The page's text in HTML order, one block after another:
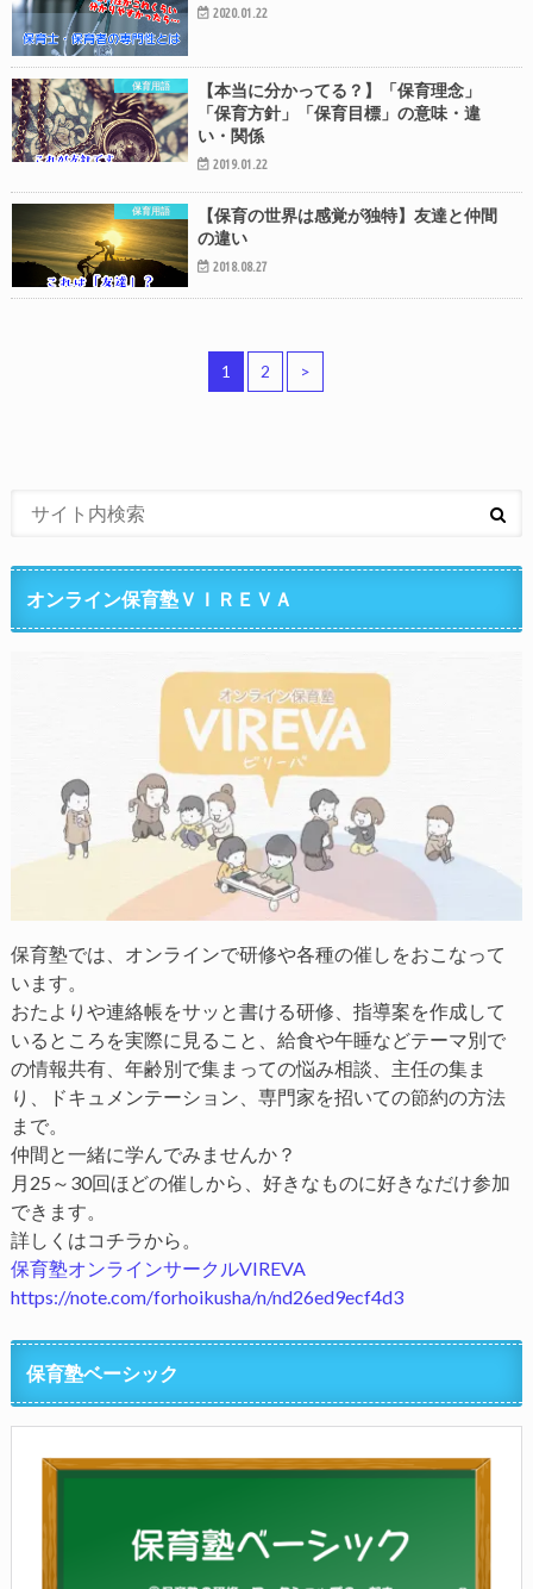
2020.01.22
保育用語
【本当に分かってる？】「保育理念」
「保育方針」「保育目標」の意味・違
い・関係
2019.01.22
保育用語
【保育の世界は感覚が独特】友達と仲間
の違い
2018.08.27
1 2 >
オンライン保育塾ＶＩＲＥＶＡ
保育塾では、オンラインで研修や各種の催しをおこなって
います。
おたよりや連絡帳をサッと書ける研修、指導案を作成して
いるところを実際に見ること、給食や午睡などテーマ別で
の情報共有、年齢別で集まっての悩み相談、主任の集ま
り、ドキュメンテーション、専門家を招いての節約の方法
まで。
仲間と一緒に学んでみませんか？
月25～30回ほどの催しから、好きなものに好きなだけ参加
できます。
詳しくはコチラから。
保育塾オンラインサークルVIREVA
https://note.com/forhoikusha/n/nd26ed9ecf4d3
保育塾ベーシック